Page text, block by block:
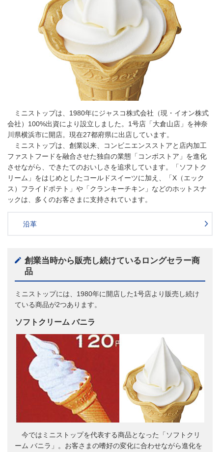
ミニストップは、1980年にジャスコ株式会社（現・イオン株式
会社）100%出資により設立しました。1号店「大倉山店」を神奈
川県横浜市に開店。現在27都府県に出店しています。
ミニストップは、創業以来、コンビニエンスストアと店内加工
ファストフードを融合させた独自の業態「コンボストア」を進化
させながら、できたてのおいしさを追求しています。「ソフトク
リーム」をはじめとしたコールドスイーツに加え、「X（エック
ス）フライドポテト」や「クランキーチキン」などのホットスナ
ックは、多くのお客さまに支持されています。
沿革
創業当時から販売し続けているロングセラー商
品
ミニストップには、1980年に開店した1号店より販売し続け
ている商品が2つあります。
ソフトクリーム バニラ
今ではミニストップを代表する商品となった「ソフトクリ
ーム バニラ」。お客さまの嗜好の変化に合わせながら進化を